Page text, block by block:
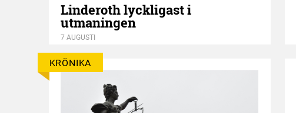
Linderoth lyckligast i
utmaningen
7 AUGUSTI
KRÖNIKA